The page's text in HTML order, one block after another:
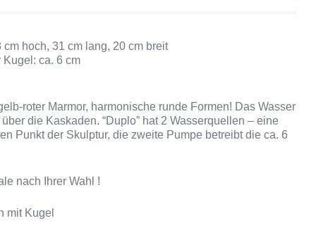
cm hoch, 31 cm lang, 20 cm breit
ca. 6 cm
roter Marmor, harmonische runde Formen! Das Wasser
die Kaskaden. “Duplo” hat 2 Wasserquellen – eine
Punkt der Skulptur, die zweite Pumpe betreibt die ca. 6
nach Ihrer Wahl !
mit Kugel